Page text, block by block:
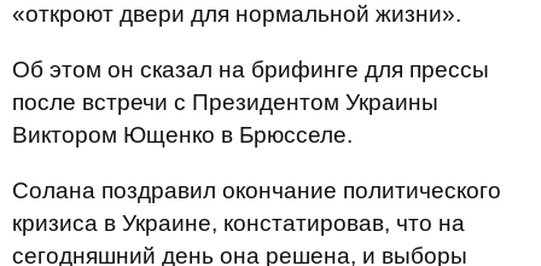
«откроют двери для нормальной жизни».
Об этом он сказал на брифинге для прессы
после встречи с Президентом Украины
Виктором Ющенко в Брюсселе.
Солана поздравил окончание политического
кризиса в Украине, констатировав, что на
сегодняшний день она решена, и выборы